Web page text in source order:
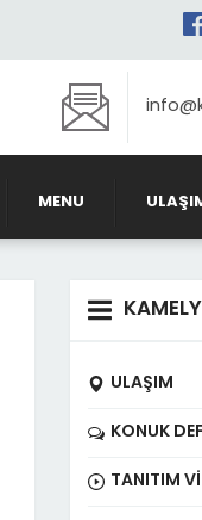
MENU
ULAŞIM
KONUK
TANITIM